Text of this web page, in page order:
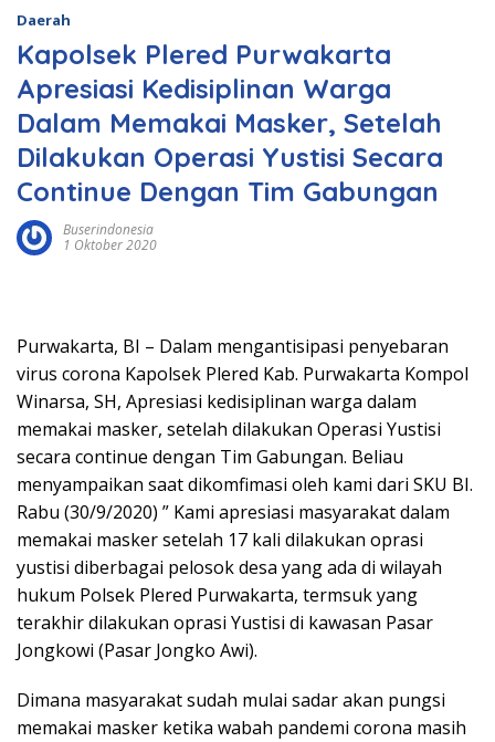
Daerah
Kapolsek Plered Purwakarta
Apresiasi Kedisiplinan Warga
Dalam Memakai Masker, Setelah
Dilakukan Operasi Yustisi Secara
Continue Dengan Tim Gabungan
Buserindonesia
1 Oktober 2020
Purwakarta, BI – Dalam mengantisipasi penyebaran
virus corona Kapolsek Plered Kab. Purwakarta Kompol
Winarsa, SH, Apresiasi kedisiplinan warga dalam
memakai masker, setelah dilakukan Operasi Yustisi
secara continue dengan Tim Gabungan. Beliau
menyampaikan saat dikomfimasi oleh kami dari SKU BI.
Rabu (30/9/2020) ” Kami apresiasi masyarakat dalam
memakai masker setelah 17 kali dilakukan oprasi
yustisi diberbagai pelosok desa yang ada di wilayah
hukum Polsek Plered Purwakarta, termsuk yang
terakhir dilakukan oprasi Yustisi di kawasan Pasar
Jongkowi (Pasar Jongko Awi).
Dimana masyarakat sudah mulai sadar akan pungsi
memakai masker ketika wabah pandemi corona masih